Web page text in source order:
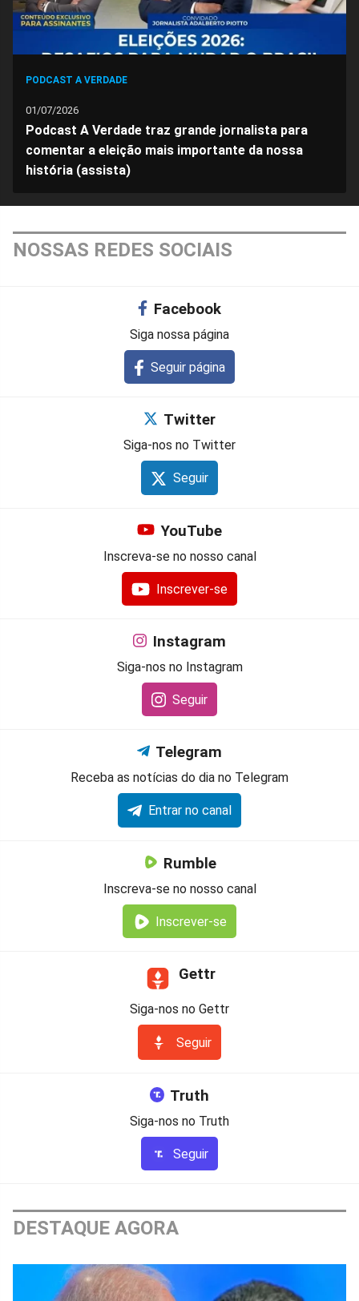
PODCAST A VERDADE
01/07/2026
Podcast A Verdade traz grande jornalista para
comentar a eleição mais importante da nossa
história (assista)
NOSSAS REDES SOCIAIS
Facebook
Siga nossa página
Seguir página
Twitter
Siga-nos no Twitter
Seguir
YouTube
Inscreva-se no nosso canal
Inscrever-se
Instagram
Siga-nos no Instagram
Seguir
Telegram
Receba as notícias do dia no Telegram
Entrar no canal
Rumble
Inscreva-se no nosso canal
Inscrever-se
Gettr
Siga-nos no Gettr
Seguir
Truth
Siga-nos no Truth
Seguir
DESTAQUE AGORA